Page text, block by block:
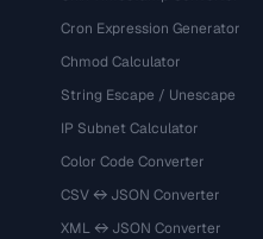
Cron Expression Generator
Chmod Calculator
String Escape / Unescape
IP Subnet Calculator
Color Code Converter
CSV ↔ JSON Converter
XML ↔ JSON Converter